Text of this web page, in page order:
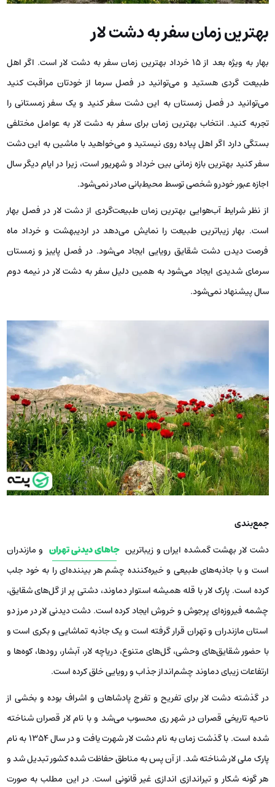
بهترین زمان سفر به دشت لار
بهار به ویژه بعد از 15 خرداد بهترین زمان سفر به دشت لار است. اگر اهل
طبیعت گردی هستید و می‌توانید در فصل سرما از خودتان مراقبت کنید
می‌توانید در فصل زمستان به این دشت سفر کنید و یک سفر زمستانی را
تجربه کنید. انتخاب بهترین زمان برای سفر به دشت لار به عوامل مختلفی
بستگی دارد اگر اهل پیاده روی نیستید و می‌خواهید با ماشین به این دشت
سفر کنید بهترین بازه زمانی بین خرداد و شهریور است، زیرا در ایام دیگر سال
اجازه عبور خودرو شخصی توسط محیط‌‌بانی صادر نمی‌شود.
از نظر شرایط آب‌هوایی بهترین زمان طبیعت‌گردی از دشت لار در فصل بهار
است. بهار زیبا‌ترین طبیعت را نمایش می‌دهد در اردیبهشت و خرداد ماه
فرصت دیدن دشت شقایق رویایی ایجاد می‌شود. در فصل پاییز و زمستان
سرمای شدیدی ایجاد می‌شود به همین دلیل سفر به دشت لار در نیمه دوم
سال پیشنهاد نمی‌شود.
جمع‌بندی
دشت لار بهشت گمشده ایران و زیبا‌ترین جاهای دیدنی تهران و مازندران
است و با جاذبه‌های طبیعی و خیره‌کننده چشم هر بیننده‌ای را به خود جلب
کرده است. پارک لار با قله همیشه استوار دماوند، دشتی پر از گل‌های شقایق،
چشمه فیروزه‌ای پرجوش و خروش ایجاد کرده است. دشت دیدنی لار در مرز دو
استان مازندران و تهران قرار گرفته است و یک جاذبه تماشایی و بکری است و
با حضور شقایق‌های وحشی، گل‌های متنوع، دریاچه لار، آبشار، رودها، کوه‌ها و
ارتفاعات زیبای دماوند چشم‌انداز جذاب و رویایی خلق کرده است.
در گذشته دشت لار برای تفریح و تفرج پادشاهان و اشراف بوده و بخشی از
ناحیه تاریخی قصران در شهر ری محسوب می‌شد و با نام لار قصران شناخته
شده است. با گذشت زمان به نام دشت لار شهرت یافت و در سال 1354 به نام
پارک ملی لار شناخته شد. از آن پس به مناطق حفاظت شده کشور تبدیل شد و
هر گونه شکار و تیراندازی اندازی غیر قانونی است. در این مطلب به صورت